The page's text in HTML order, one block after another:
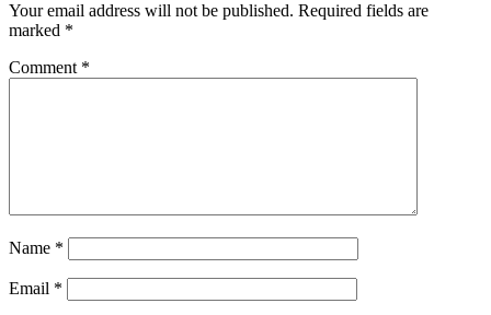
Your email address will not be published. Required fields are
marked *
Comment *
Name *
Email *